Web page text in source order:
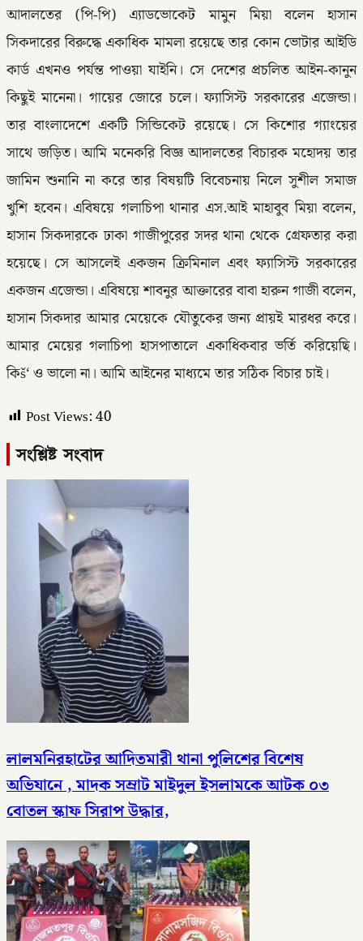
আদালতের (পি-পি) এ্যাডভোকেট মামুন মিয়া বলেন হাসান
সিকদারের বিরুদ্ধে একাধিক মামলা রয়েছে তার কোন ভোটার আইডি
কার্ড এখনও পর্যন্ত পাওয়া যাইনি। সে দেশের প্রচলিত আইন-কানুন
কিছুই মানেনা। গায়ের জোরে চলে। ফ্যাসিস্ট সরকারের এজেন্ডা।
তার বাংলাদেশে একটি সিন্ডিকেট রয়েছে। সে কিশোর গ্যাংয়ের
সাথে জড়িত। আমি মনেকরি বিজ্ঞ আদালতের বিচারক মহোদয় তার
জামিন শুনানি না করে তার বিষয়টি বিবেচনায় নিলে সুশীল সমাজ
খুশি হবেন। এবিষয়ে গলাচিপা থানার এস.আই মাহাবুব মিয়া বলেন,
হাসান সিকদারকে ঢাকা গাজীপুরের সদর থানা থেকে গ্রেফতার করা
হয়েছে। সে আসলেই একজন ক্রিমিনাল এবং ফ্যাসিস্ট সরকারের
একজন এজেন্ডা। এবিষয়ে শাবনুর আক্তারের বাবা হারুন গাজী বলেন,
হাসান সিকদার আমার মেয়েকে যৌতুকের জন্য প্রায়ই মারধর করে।
আমার মেয়ের গলাচিপা হাসপাতালে একাধিকবার ভর্তি করিয়েছি।
কিš‘ ও ভালো না। আমি আইনের মাধ্যমে তার সঠিক বিচার চাই।
Post Views:40
সংশ্লিষ্ট সংবাদ
লালমনিরহাটের আদিতমারী থানা পুলিশের বিশেষ
অভিযানে , মাদক সম্রাট মাইদুল ইসলামকে আটক ০৩
বোতল স্কাফ সিরাপ উদ্ধার,